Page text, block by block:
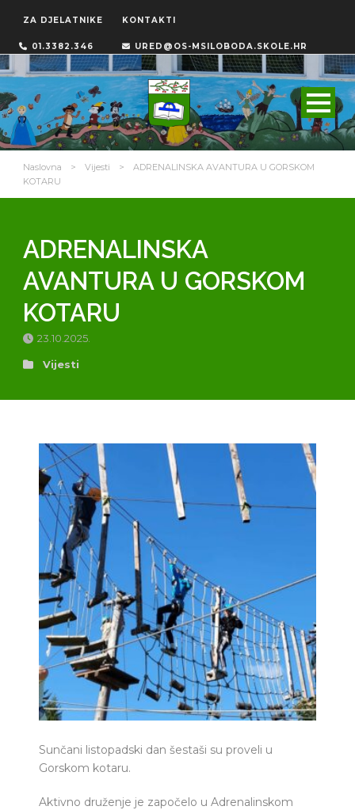
ZA DJELATNIKE KONTAKTI
01.3382.346 URED@OS-MSILOBODA.SKOLE.HR
Naslovna > Vijesti >
ADRENALINSKA AVANTURA U GORSKOM
KOTARU
ADRENALINSKA
AVANTURA U GORSKOM
KOTARU
23.10.2025.
Vijesti
Sunčani listopadski dan šestaši su proveli u
Gorskom kotaru.
Aktivno druženje je započelo u Adrenalinskom